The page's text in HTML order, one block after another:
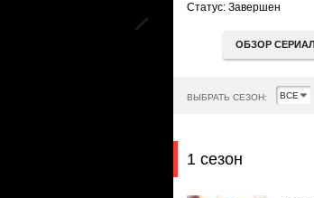
Статус: Завершен
ОБЗОР
ВЫБРАТЬ СЕЗОН:
1 сезон